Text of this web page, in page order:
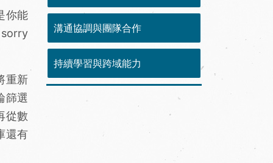
你能
重新
篩選
從數
還有
溝通協調與團隊合作
持續學習與跨域能力